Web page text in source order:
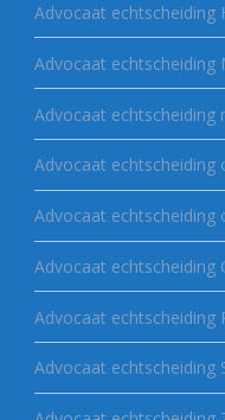
Advocaat echtscheiding
Advocaat echtscheiding
Advocaat echtscheiding
Advocaat echtscheiding
Advocaat echtscheiding
Advocaat echtscheiding
Advocaat echtscheiding
Advocaat echtscheiding